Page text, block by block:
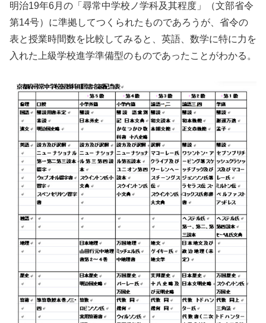
明治19年6月の「尋常中学校ノ学科及其程度」（文部省令
第14号）に準拠してつくられたものであろうが、省令の
表と授業時間数を比較してみると、英語、数学に特に力を
入れた上級学校進学準備型のものであったことがわかる。